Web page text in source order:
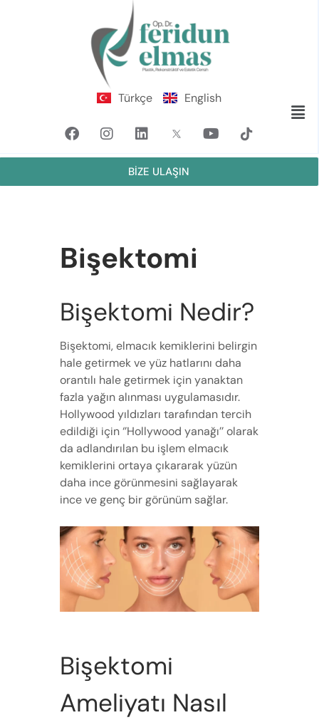
Türkçe English
BİZE ULAŞIN
Bişektomi
Bişektomi Nedir?
Bişektomi, elmacık kemiklerini belirgin
hale getirmek ve yüz hatlarını daha
orantılı hale getirmek için yanaktan
fazla yağın alınması uygulamasıdır.
Hollywood yıldızları tarafından tercih
edildiği için ‘’Hollywood yanağı’’ olarak
da adlandırılan bu işlem elmacık
kemiklerini ortaya çıkararak yüzün
daha ince görünmesini sağlayarak
ince ve genç bir görünüm sağlar.
Bişektomi
Ameliyatı Nasıl